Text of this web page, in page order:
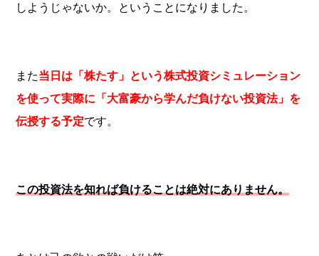
しようじゃないか。ということになりました。
また当日は「株たす」という株式投資シミュレーション
を使って実際に「大富豪から学んだ負けない投資法」を
伝授する予定です。
この投資法を知れば負けることは絶対にありません。